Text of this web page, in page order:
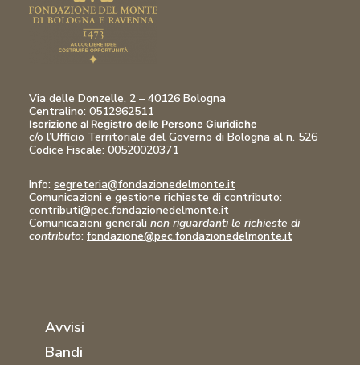
Via delle Donzelle, 2 – 40126 Bologna
Centralino: 0512962511
Iscrizione al Registro delle Persone Giuridiche
c/o l’Ufficio Territoriale del Governo di Bologna al n. 526
Codice Fiscale: 00520020371
Info: segreteria@fondazionedelmonte.it
Comunicazioni e gestione richieste di contributo:
contributi@pec.fondazionedelmonte.it
Comunicazioni generali non riguardanti le richieste di
contributo: fondazione@pec.fondazionedelmonte.it
Avvisi
Bandi